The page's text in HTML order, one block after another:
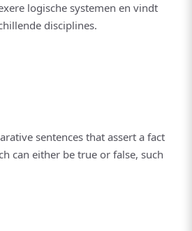
logische systemen en vindt
disciplines.
sentences that assert a fact
can either be true or false, such